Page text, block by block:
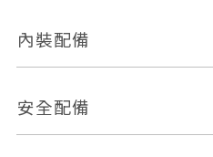
電動天窗
後視鏡方向指示燈
內裝配備
多功能方向盤
安全配備